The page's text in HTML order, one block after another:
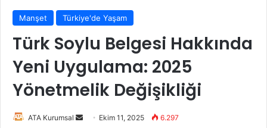
Manşet Türkiye'de Yaşam
Türk Soylu Belgesi Hakkında
Yeni Uygulama: 2025
Yönetmelik Değişikliği
ATA Kurumsal
Bir
Ekim 11, 2025 6.297